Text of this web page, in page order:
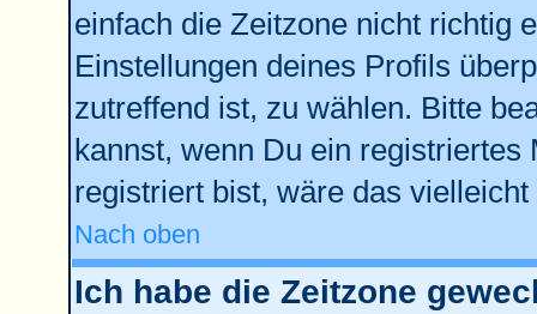
einfach die Zeitzone nicht richtig
Einstellungen deines Profils
zutreffend ist, zu wählen. Bitte
kannst, wenn Du ein
registriert bist, wäre das
Nach oben
Ich habe die Zeitzone